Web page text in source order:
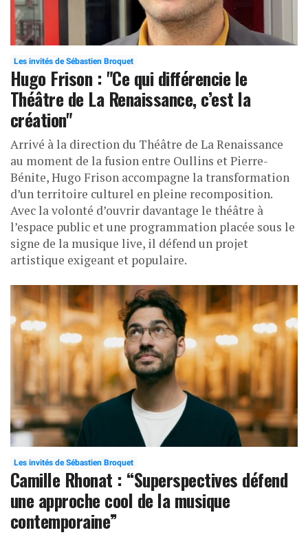
Les invités de Sébastien Broquet
Hugo Frison : "Ce qui différencie le
Théâtre de La Renaissance, c’est la
création"
Arrivé à la direction du Théâtre de La Renaissance
au moment de la fusion entre Oullins et Pierre-
Bénite, Hugo Frison accompagne la transformation
d’un territoire culturel en pleine recomposition.
Avec la volonté d’ouvrir davantage le théâtre à
l’espace public et une programmation placée sous le
signe de la musique live, il défend un projet
artistique exigeant et populaire.
Les invités de Sébastien Broquet
Camille Rhonat : “Superspectives défend
une approche cool de la musique
contemporaine”